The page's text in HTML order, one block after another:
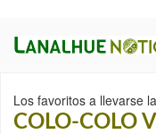
Los favoritos a llevarse
COLO-COLO